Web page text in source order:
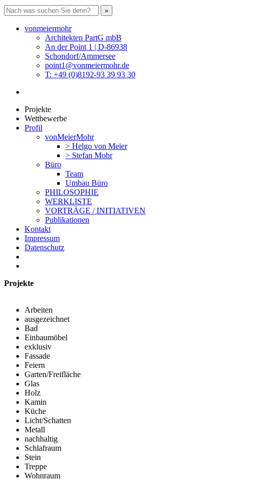
vonmeiermohr
Architekten PartG mbB
An der Point 1 | D-86938
Schondorf/Ammersee
point1@vonmeiermohr.de
T: +49 (0)8192-93 39 93 30
Projekte
Wettbewerbe
Profil
vonMeierMohr
> Helgo von Meier
> Stefan Mohr
Büro
Team
Umbau Büro
PHILOSOPHIE
WERKLISTE
VORTRÄGE / INITIATIVEN
Publikationen
Kontakt
Impressum
Datenschutz
Projekte
Arbeiten
ausgezeichnet
Bad
Einbaumöbel
exklusiv
Fassade
Feiern
Garten/Freifläche
Glas
Holz
Kamin
Küche
Licht/Schatten
Metall
nachhaltig
Schlafraum
Stein
Treppe
Wohnraum